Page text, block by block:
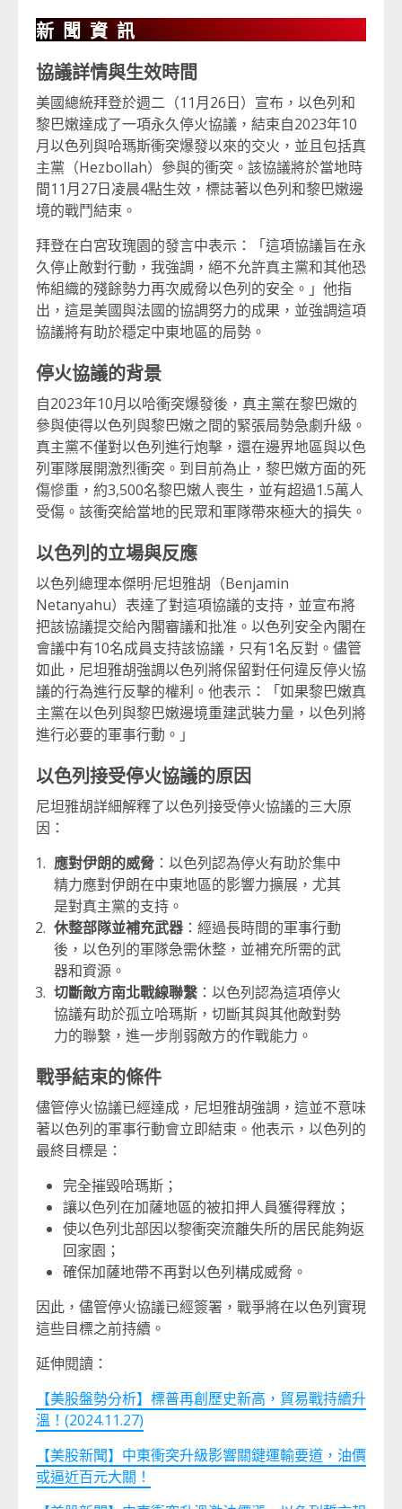
新聞資訊
協議詳情與生效時間
美國總統拜登於週二（11月26日）宣布，以色列和
黎巴嫩達成了一項永久停火協議，結束自2023年10
月以色列與哈瑪斯衝突爆發以來的交火，並且包括真
主黨（Hezbollah）參與的衝突。該協議將於當地時
間11月27日凌晨4點生效，標誌著以色列和黎巴嫩邊
境的戰鬥結束。
拜登在白宮玫瑰園的發言中表示：「這項協議旨在永
久停止敵對行動，我強調，絕不允許真主黨和其他恐
怖組織的殘餘勢力再次威脅以色列的安全。」他指
出，這是美國與法國的協調努力的成果，並強調這項
協議將有助於穩定中東地區的局勢。
停火協議的背景
自2023年10月以哈衝突爆發後，真主黨在黎巴嫩的
參與使得以色列與黎巴嫩之間的緊張局勢急劇升級。
真主黨不僅對以色列進行炮擊，還在邊界地區與以色
列軍隊展開激烈衝突。到目前為止，黎巴嫩方面的死
傷慘重，約3,500名黎巴嫩人喪生，並有超過1.5萬人
受傷。該衝突給當地的民眾和軍隊帶來極大的損失。
以色列的立場與反應
以色列總理本傑明·尼坦雅胡（Benjamin
Netanyahu）表達了對這項協議的支持，並宣布將
把該協議提交給內閣審議和批准。以色列安全內閣在
會議中有10名成員支持該協議，只有1名反對。儘管
如此，尼坦雅胡強調以色列將保留對任何違反停火協
議的行為進行反擊的權利。他表示：「如果黎巴嫩真
主黨在以色列與黎巴嫩邊境重建武裝力量，以色列將
進行必要的軍事行動。」
以色列接受停火協議的原因
尼坦雅胡詳細解釋了以色列接受停火協議的三大原
因：
應對伊朗的威脅 ：以色列認為停火有助於集中
精力應對伊朗在中東地區的影響力擴展，尤其
是對真主黨的支持。
休整部隊並補充武器 ：經過長時間的軍事行動
後，以色列的軍隊急需休整，並補充所需的武
器和資源。
切斷敵方南北戰線聯繫 ：以色列認為這項停火
協議有助於孤立哈瑪斯，切斷其與其他敵對勢
力的聯繫，進一步削弱敵方的作戰能力。
戰爭結束的條件
儘管停火協議已經達成，尼坦雅胡強調，這並不意味
著以色列的軍事行動會立即結束。他表示，以色列的
最終目標是：
完全摧毀哈瑪斯；
讓以色列在加薩地區的被扣押人員獲得釋放；
使以色列北部因以黎衝突流離失所的居民能夠返
回家園；
確保加薩地帶不再對以色列構成威脅。
因此，儘管停火協議已經簽署，戰爭將在以色列實現
這些目標之前持續。
延伸閱讀：
【美股盤勢分析】標普再創歷史新高，貿易戰持續升
溫！(2024.11.27)
【美股新聞】中東衝突升級影響關鍵運輸要道，油價
或逼近百元大關！